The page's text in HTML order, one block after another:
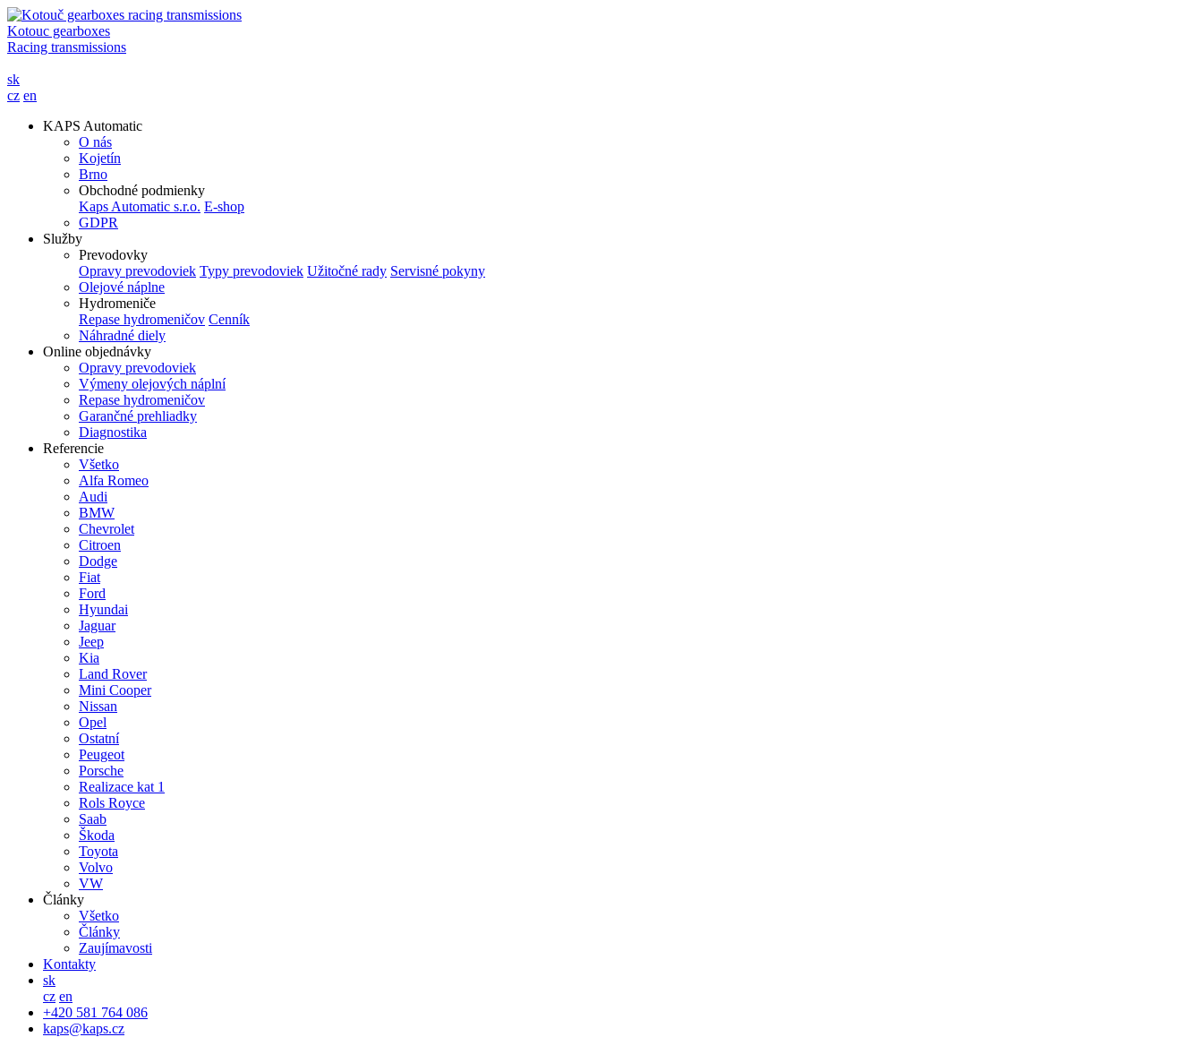
Kotouc gearboxes
Racing transmissions
sk
cz en
KAPS Automatic
O nás
Kojetín
Brno
Obchodné podmienky
Kaps Automatic s.r.o. E-shop
GDPR
Služby
Prevodovky
Opravy prevodoviek Typy prevodoviek Užitočné rady Servisné pokyny
Olejové náplne
Hydromeniče
Repase hydromeničov Cenník
Náhradné diely
Online objednávky
Opravy prevodoviek
Výmeny olejových náplní
Repase hydromeničov
Garančné prehliadky
Diagnostika
Referencie
Všetko
Alfa Romeo
Audi
BMW
Chevrolet
Citroen
Dodge
Fiat
Ford
Hyundai
Jaguar
Jeep
Kia
Land Rover
Mini Cooper
Nissan
Opel
Ostatní
Peugeot
Porsche
Realizace kat 1
Rols Royce
Saab
Škoda
Toyota
Volvo
VW
Články
Všetko
Články
Zaujímavosti
Kontakty
sk
cz en
+420 581 764 086
kaps@kaps.cz